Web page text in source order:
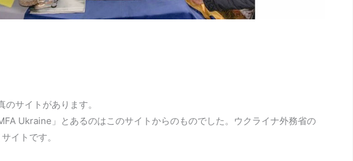
サイトがあります。
Ukraine」とあるのはこのサイトからのものでした。ウクライナ外務省の
イトです。